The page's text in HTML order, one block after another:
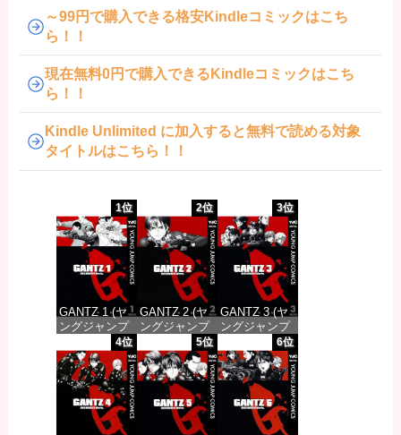
～99円で購入できる格安Kindleコミックはこち
ら！！
現在無料0円で購入できるKindleコミックはこち
ら！！
Kindle Unlimited に加入すると無料で読める対象
タイトルはこちら！！
1位
GANTZ 1 (ヤ
ングジャンプ
コミックス
DIGITAL)
価格：¥100
2位
GANTZ 2 (ヤ
ングジャンプ
コミックス
DIGITAL)
価格：¥100
3位
GANTZ 3 (ヤ
ングジャンプ
コミックス
DIGITAL)
価格：¥100
4位 5位 6位